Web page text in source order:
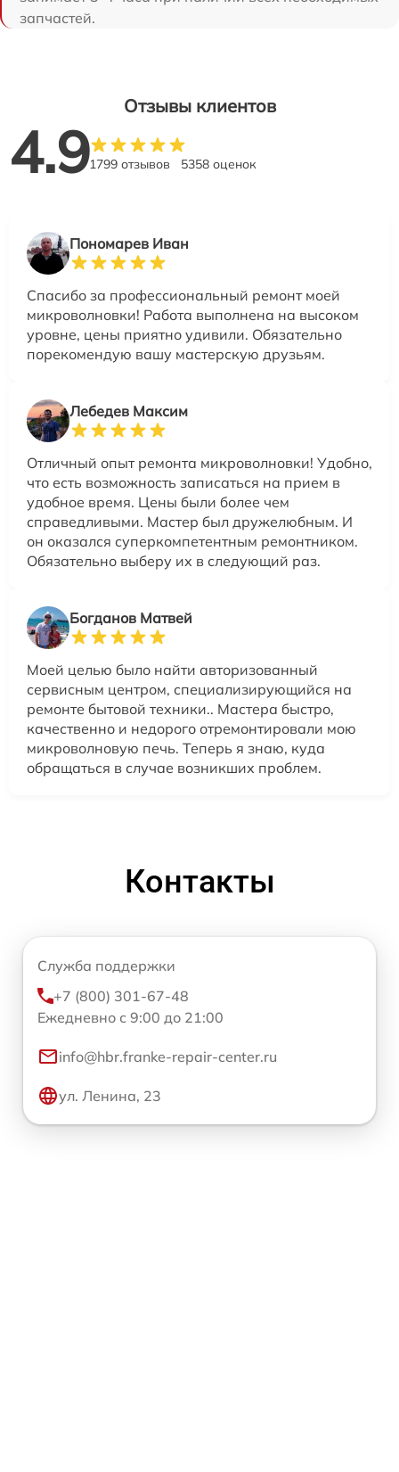
запчастей.
Отзывы клиентов
4.91799 отзывов 5358 оценок
Пономарев Иван
Спасибо за профессиональный ремонт моей
микроволновки! Работа выполнена на высоком
уровне, цены приятно удивили. Обязательно
порекомендую вашу мастерскую друзьям.
Лебедев Максим
Отличный опыт ремонта микроволновки! Удобно,
что есть возможность записаться на прием в
удобное время. Цены были более чем
справедливыми. Мастер был дружелюбным. И
он оказался суперкомпетентным ремонтником.
Обязательно выберу их в следующий раз.
Богданов Матвей
Моей целью было найти авторизованный
сервисным центром, специализирующийся на
ремонте бытовой техники.. Мастера быстро,
качественно и недорого отремонтировали мою
микроволновую печь. Теперь я знаю, куда
обращаться в случае возникших проблем.
Контакты
Служба поддержки
+7 (800) 301-67-48
Ежедневно с 9:00 до 21:00
info@hbr.franke-repair-center.ru
ул. Ленина, 23